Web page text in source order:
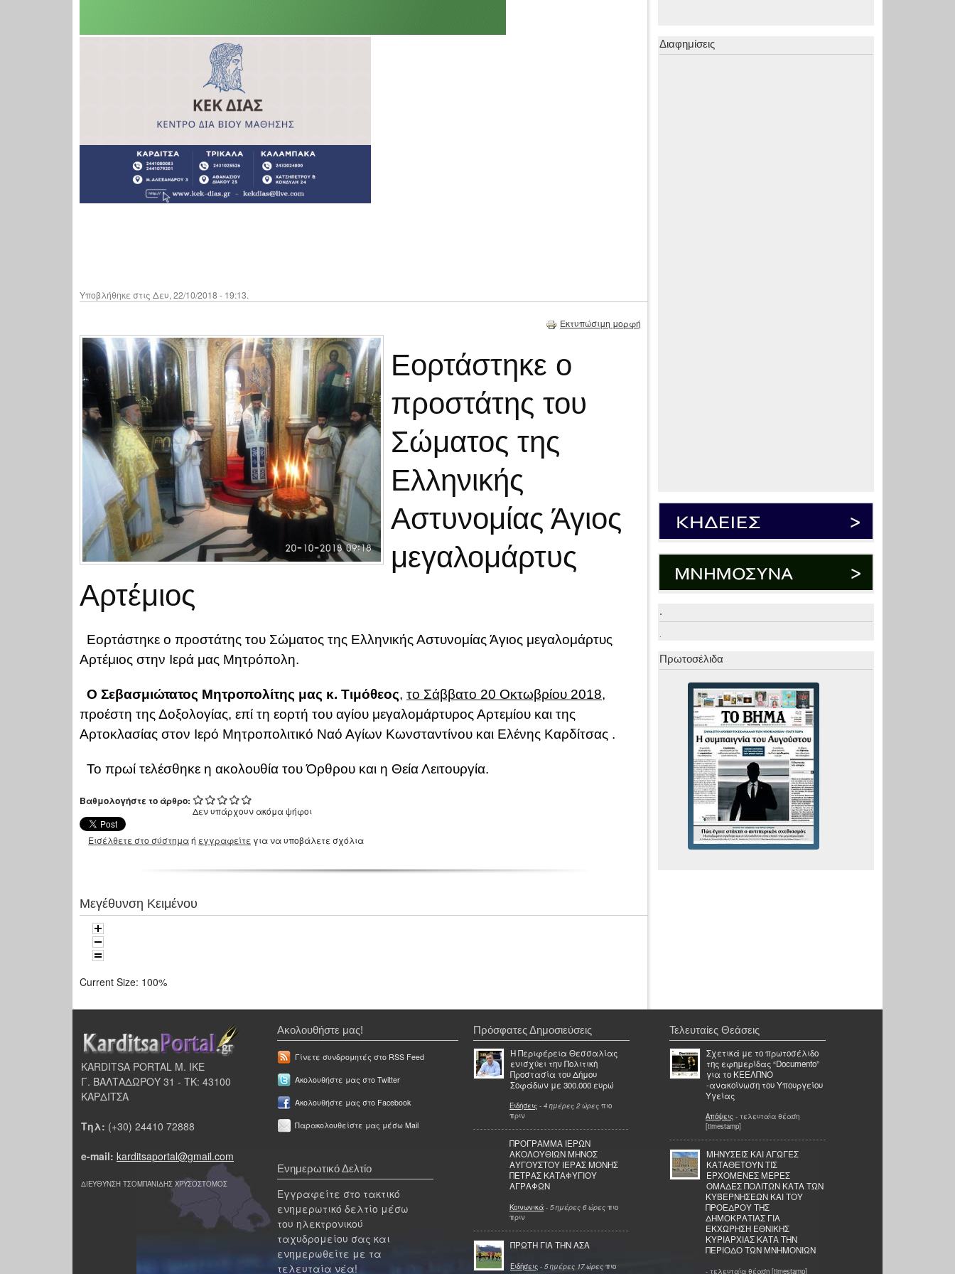
Υποβλήθηκε στις Δευ, 22/10/2018 - 19:13.
Εκτυπώσιμη μορφή
Εορτάστηκε ο
προστάτης του
Σώματος της
Ελληνικής
Αστυνομίας Άγιος
μεγαλομάρτυς
Αρτέμιος
Εορτάστηκε ο προστάτης του Σώματος της Ελληνικής Αστυνομίας Άγιος μεγαλομάρτυς
Αρτέμιος στην Ιερά μας Μητρόπολη.
Ο Σεβασμιώτατος Μητροπολίτης μας κ. Τιμόθεος, το Σάββατο 20 Οκτωβρίου 2018,
προέστη της Δοξολογίας, επί τη εορτή του αγίου μεγαλομάρτυρος Αρτεμίου και της
Αρτοκλασίας στον Ιερό Μητροπολιτικό Ναό Αγίων Κωνσταντίνου και Ελένης Καρδίτσας .
Το πρωί τελέσθηκε η ακολουθία του Όρθρου και η Θεία Λειτουργία.
Βαθμολογήστε το άρθρο:
Δεν υπάρχουν ακόμα ψήφοι
Εισέλθετε στο σύστημαή εγγραφείτε για να υποβάλετε σχόλια
Μεγέθυνση Κειμένου
Current Size: 100%
Διαφημίσεις
.
.
Πρωτοσέλιδα
KARDITSA PORTAL Μ. ΙΚΕ
Γ. ΒΑΛΤΑΔΩΡΟΥ 31 - ΤΚ: 43100
ΚΑΡΔΙΤΣΑ
Τηλ: (+30) 24410 72888
e-mail: karditsaportal@gmail.com
ΔΙΕΥΘΥΝΣΗ ΤΣΟΜΠΑΝΙΔΗΣ ΧΡΥΣΟΣΤΟΜΟΣ
Ακολουθήστε μας!
Γίνετε συνδρομητές στο RSS Feed
Ακολουθήστε μας στο Twitter
Ακολουθήστε μας στο Facebook
Παρακολουθείστε μας μέσω Mail
Ενημερωτικό Δελτίο
Εγγραφείτε στο τακτικό
ενημερωτικό δελτίο μέσω
του ηλεκτρονικού
ταχυδρομείου σας και
ενημερωθείτε με τα
τελευταία νέα!
Πρόσφατες Δημοσιεύσεις
Η Περιφέρεια Θεσσαλίας
ενισχύει την Πολιτική
Προστασία του Δήμου
Σοφάδων με 300.000 ευρώ
Ειδήσεις - 4 ημέρες 2 ώρες πιο
πριν
ΠΡΟΓΡΑΜΜΑ ΙΕΡΩΝ
ΑΚΟΛΟΥΘΙΩΝ ΜΗΝΟΣ
ΑΥΓΟΥΣΤΟΥ ΙΕΡΑΣ ΜΟΝΗΣ
ΠΕΤΡΑΣ ΚΑΤΑΦΥΓΙΟΥ
ΑΓΡΑΦΩΝ
Κοινωνικά - 5 ημέρες 6 ώρες πιο
πριν
ΠΡΩΤΗ ΓΙΑ ΤΗΝ ΑΣΑ
Ειδήσεις - 5 ημέρες 17 ώρες πιο
Τελευταίες Θεάσεις
Σχετικά με το πρωτοσέλιδο
της εφημερίδας “Documento”
για το ΚΕΕΛΠΝΟ
-ανακοίνωση του Υπουργείου
Υγείας
Απόψεις - τελευταία θέαση
[timestamp]
ΜΗΝΥΣΕΙΣ ΚΑΙ ΑΓΩΓΕΣ
ΚΑΤΑΘΕΤΟΥΝ ΤΙΣ
ΕΡΧΟΜΕΝΕΣ ΜΕΡΕΣ
ΟΜΑΔΕΣ ΠΟΛΙΤΩΝ ΚΑΤΑ ΤΩΝ
ΚΥΒΕΡΝΗΣΕΩΝ ΚΑΙ ΤΟΥ
ΠΡΟΕΔΡΟΥ ΤΗΣ
ΔΗΜΟΚΡΑΤΙΑΣ ΓΙΑ
ΕΚΧΩΡΗΣΗ ΕΘΝΙΚΗΣ
ΚΥΡΙΑΡΧΙΑΣ ΚΑΤΑ ΤΗΝ
ΠΕΡΙΟΔΟ ΤΩΝ ΜΝΗΜΟΝΙΩΝ
- τελευταία θέαση [timestamp]